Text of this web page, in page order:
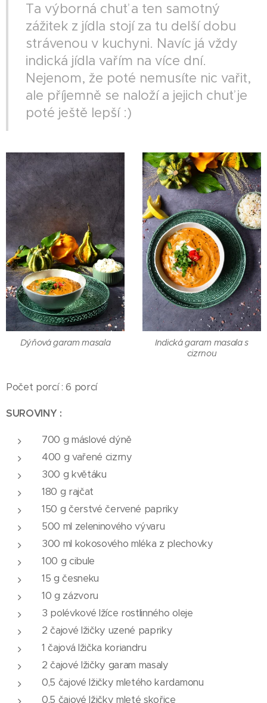
Ta výborná chuť a ten samotný
zážitek z jídla stojí za tu delší dobu
strávenou v kuchyni. Navíc já vždy
indická jídla vařím na více dní.
Nejenom, že poté nemusíte nic vařit,
ale příjemně se naloží a jejich chuť je
poté ještě lepší :)
Dýňová garam masala
Indická garam masala s
cizrnou
Počet porcí : 6 porcí
SUROVINY :
700 g máslové dýně
400 g vařené cizrny
300 g květáku
180 g rajčat
150 g čerstvé červené papriky
500 ml zeleninového vývaru
300 ml kokosového mléka z plechovky
100 g cibule
15 g česneku
10 g zázvoru
3 polévkové lžíce rostlinného oleje
2 čajové lžičky uzené papriky
1 čajová lžička koriandru
2 čajové lžičky garam masaly
0,5 čajové lžičky mletého kardamonu
0,5 čajové lžičky mleté skořice